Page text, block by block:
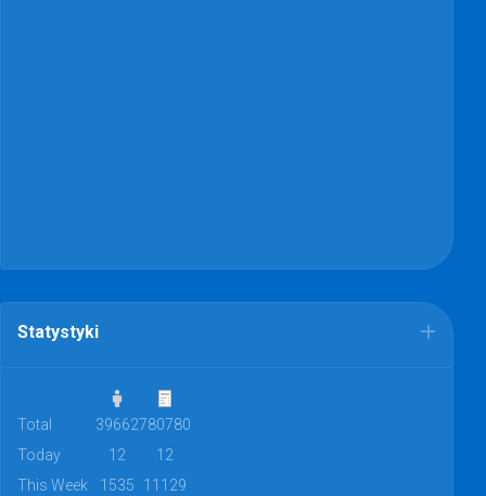
Statystyki
Total 39662780780
Today
12
12
This Week
1535
11129